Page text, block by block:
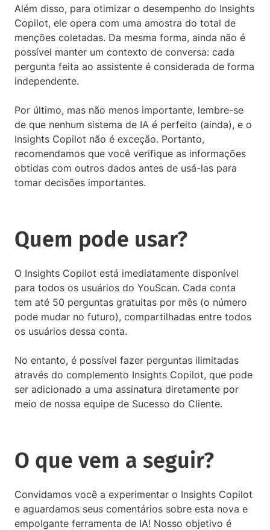
Além disso, para otimizar o desempenho do Insights
Copilot, ele opera com uma amostra do total de
menções coletadas. Da mesma forma, ainda não é
possível manter um contexto de conversa: cada
pergunta feita ao assistente é considerada de forma
independente.
Por último, mas não menos importante, lembre-se
de que nenhum sistema de IA é perfeito (ainda), e o
Insights Copilot não é exceção. Portanto,
recomendamos que você verifique as informações
obtidas com outros dados antes de usá-las para
tomar decisões importantes.
Quem pode usar?
O Insights Copilot está imediatamente disponível
para todos os usuários do YouScan. Cada conta
tem até 50 perguntas gratuitas por mês (o número
pode mudar no futuro), compartilhadas entre todos
os usuários dessa conta.
No entanto, é possível fazer perguntas ilimitadas
através do complemento Insights Copilot, que pode
ser adicionado a uma assinatura diretamente por
meio de nossa equipe de Sucesso do Cliente.
O que vem a seguir?
Convidamos você a experimentar o Insights Copilot
e aguardamos seus comentários sobre esta nova e
empolgante ferramenta de IA! Nosso objetivo é